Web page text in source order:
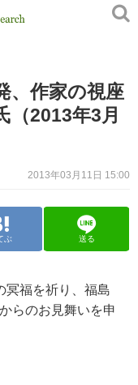
、作家の視座
（2013年3月
2013年03月11日 15:00
ぶ 送る
冥福を祈り、福島
らのお見舞いを申